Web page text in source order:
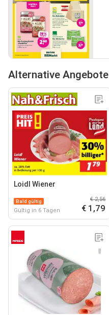
Alternative Angebote
Loidl Wiener
Bald gültig
Gültig in 6 Tagen
€ 2,56
€ 1,79